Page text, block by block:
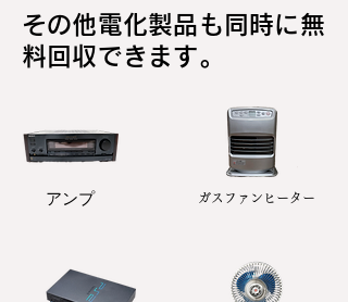
その他電化製品も同時に無
料回収できます。
アンプ ガスファンヒーター